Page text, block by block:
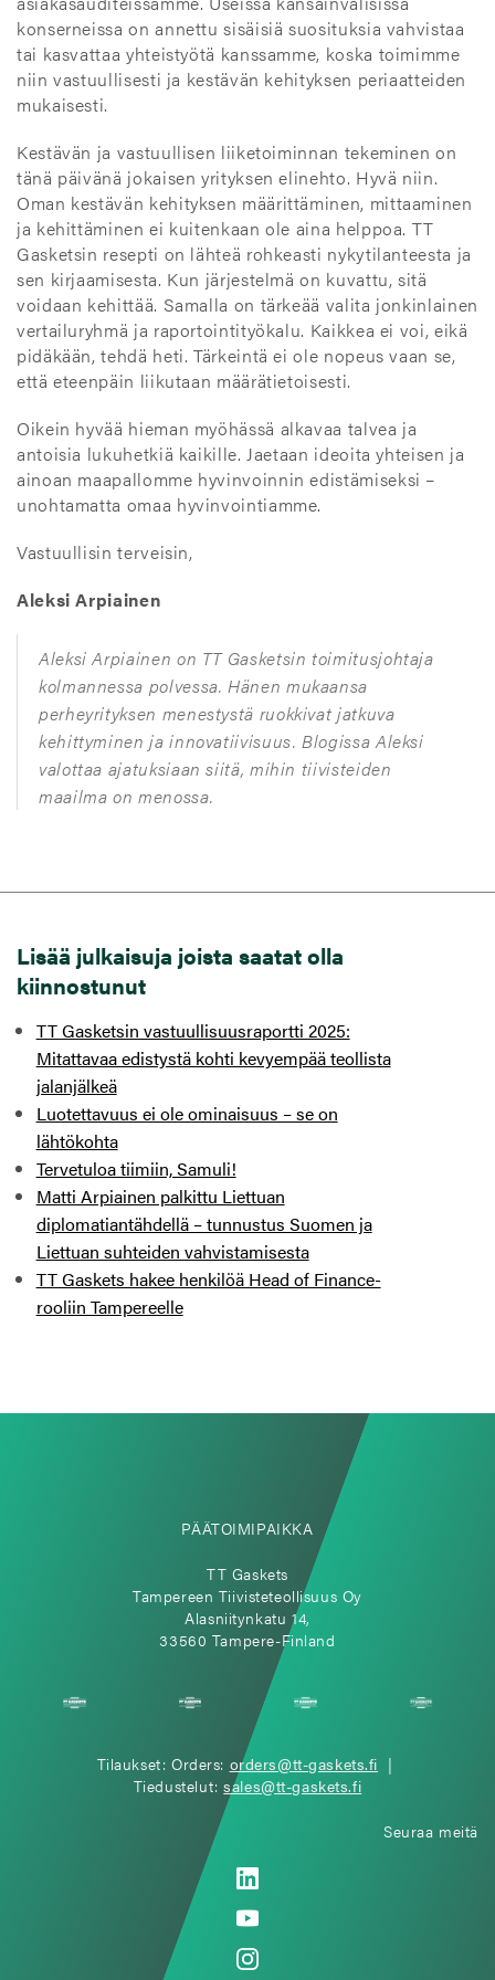
konserneissa on annettu sisäisiä suosituksia vahvistaa
tai kasvattaa yhteistyötä kanssamme, koska toimimme
niin vastuullisesti ja kestävän kehityksen periaatteiden
mukaisesti.
Kestävän ja vastuullisen liiketoiminnan tekeminen on
tänä päivänä jokaisen yrityksen elinehto. Hyvä niin.
Oman kestävän kehityksen määrittäminen, mittaaminen
ja kehittäminen ei kuitenkaan ole aina helppoa. TT
Gasketsin resepti on lähteä rohkeasti nykytilanteesta ja
sen kirjaamisesta. Kun järjestelmä on kuvattu, sitä
voidaan kehittää. Samalla on tärkeää valita jonkinlainen
vertailuryhmä ja raportointityökalu. Kaikkea ei voi, eikä
pidäkään, tehdä heti. Tärkeintä ei ole nopeus vaan se,
että eteenpäin liikutaan määrätietoisesti.
Oikein hyvää hieman myöhässä alkavaa talvea ja
antoisia lukuhetkiä kaikille. Jaetaan ideoita yhteisen ja
ainoan maapallomme hyvinvoinnin edistämiseksi –
unohtamatta omaa hyvinvointiamme.
Vastuullisin terveisin,
Aleksi Arpiainen
Aleksi Arpiainen on TT Gasketsin toimitusjohtaja
kolmannessa polvessa. Hänen mukaansa
perheyrityksen menestystä ruokkivat jatkuva
kehittyminen ja innovatiivisuus. Blogissa Aleksi
valottaa ajatuksiaan siitä, mihin tiivisteiden
maailma on menossa.
Lisää julkaisuja joista saatat olla
kiinnostunut
TT Gasketsin vastuullisuusraportti 2025:
Mitattavaa edistystä kohti kevyempää teollista
jalanjälkeä
Luotettavuus ei ole ominaisuus – se on
lähtökohta
Tervetuloa tiimiin, Samuli!
Matti Arpiainen palkittu Liettuan
diplomatiantähdellä – tunnustus Suomen ja
Liettuan suhteiden vahvistamisesta
TT Gaskets hakee henkilöä Head of Finance-
rooliin Tampereelle
PÄÄTOIMIPAIKKA
TT Gaskets
Tampereen Tiivisteteollisuus Oy
Alasniitynkatu 14,
33560 Tampere-Finland
Tilaukset: Orders: orders@tt-gaskets.fi |
Tiedustelut:sales@tt-gaskets.fi
Seuraa meitä